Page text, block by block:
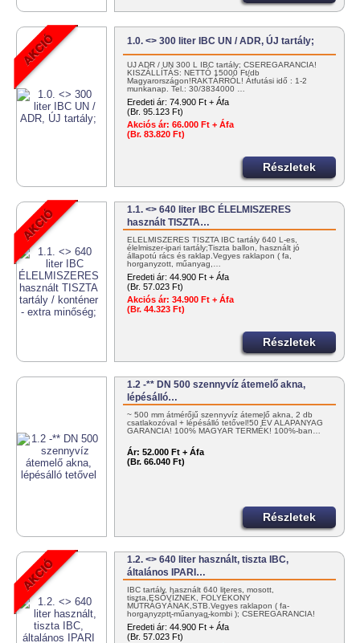
1.0. <> 300 liter IBC UN / ADR, ÚJ tartály;
ÚJ ADR / UN 300 L IBC tartály; CSEREGARANCIA!
KISZÁLLÍTÁS: NETTÓ 15000 Ft/db
Magyarországon!RAKTÁRRÓL! Átfutási idő : 1-2
munkanap. Tel.: 30/3834000 …
Eredeti ár: 74.900 Ft + Áfa
(Br. 95.123 Ft)
Akciós ár: 66.000 Ft + Áfa
(Br. 83.820 Ft)
Részletek
1.1. <> 640 liter IBC ÉLELMISZERES
használt TISZTA…
ÉLELMISZERES TISZTA IBC tartály 640 L-es,
élelmiszer-ipari tartály;Tiszta ballon, használt jó
állapotú rács és raklap.Vegyes raklapon ( fa,
horganyzott, műanyag,…
Eredeti ár: 44.900 Ft + Áfa
(Br. 57.023 Ft)
Akciós ár: 34.900 Ft + Áfa
(Br. 44.323 Ft)
Részletek
1.2 -** DN 500 szennyvíz átemelő akna,
lépésálló…
~ 500 mm átmérőjű szennyvíz átemelő akna, 2 db
csatlakozóval + lépésálló tetővel!50 ÉV ALAPANYAG
GARANCIA! 100% MAGYAR TERMÉK! 100%-ban…
Ár: 52.000 Ft + Áfa
(Br. 66.040 Ft)
Részletek
1.2. <> 640 liter használt, tiszta IBC,
általános IPARI…
IBC tartály, használt 640 literes, mosott,
tiszta,ESŐVÍZNEK, FOLYÉKONY
MŰTRÁGYÁNAK,STB.Vegyes raklapon ( fa-
horganyzott-műanyag-kombi ); CSEREGARANCIA!
KISZÁLLÍTÁS: NETTÓ…
Eredeti ár: 44.900 Ft + Áfa
(Br. 57.023 Ft)